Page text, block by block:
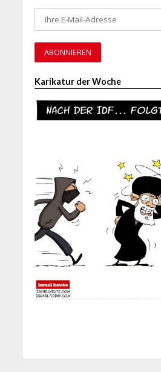
Karikatur der Woche